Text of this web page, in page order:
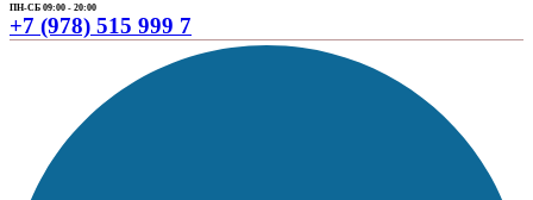
ПН-СБ 09:00 - 20:00
+7 (978) 515 999 7